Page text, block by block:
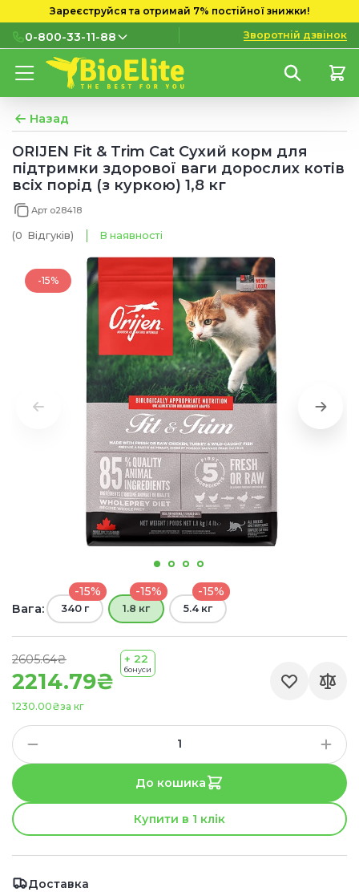
Зареєструйся та отримай 7% постійної знижки!
0-800-33-11-88
0-800-33-11-88
мобільних номерів
(097) 133 11 88
(095) 133 11 88
(073) 133 11 88
Зворотній дзвінок
Назад
ORIJEN Fit & Trim Cat Сухий корм для
підтримки здорової ваги дорослих котів
всіх порід (з куркою) 1,8 кг
Арт o28418
(0 Відгуків) В наявності
-15%
2214.79₴
2605.64₴
за кг
1230.00₴
+ 22
бонуси
Вага:
-15%
340 г
-15%
1.8 кг
-15%
5.4 кг
До кошика
Купити в 1 клік
Доставка